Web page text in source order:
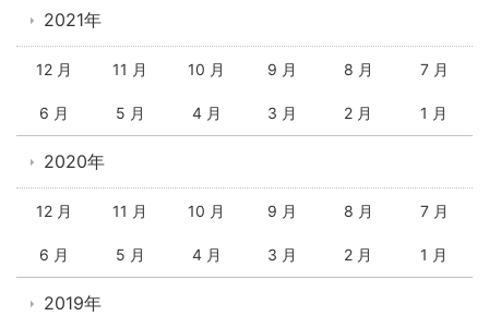
2021年
12 月 11 月 10 月 9 月 8 月 7 月
6 月 5 月 4 月 3 月 2 月 1 月
2020年
12 月 11 月 10 月 9 月 8 月 7 月
6 月 5 月 4 月 3 月 2 月 1 月
2019年